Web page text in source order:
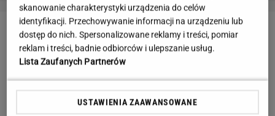
LETNIE OKAZJE
skanowanie charakterystyki urządzenia do celów
identyfikacji. Przechowywanie informacji na urządzeniu lub
dostęp do nich. Spersonalizowane reklamy i treści, pomiar
reklam i treści, badnie odbiorców i ulepszanie usług.
Lista Zaufanych Partnerów
USTAWIENIA ZAAWANSOWANE